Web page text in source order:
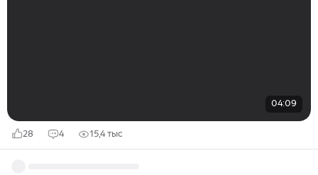
04:09
28 4 15,4 тыс